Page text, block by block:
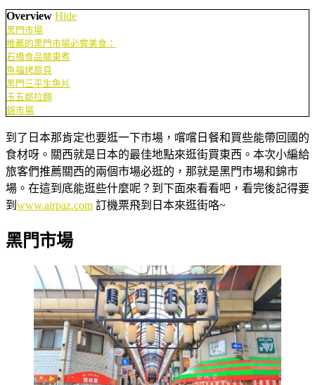
Overview Hide
黑門市場
推薦的黑門市場必嘗美食：
石橋食品關東煮
魚福烤扇貝
黑門三平生魚片
玉五郎拉麵
錦市場
到了日本那肯定也要逛一下市場，嚐嚐日餐和買些能帶回國的
食材呀。關西就是日本的最佳地點來逛街買東西。本次小編給
旅客們推薦關西的兩個市場必逛的，那就是黑門市場和錦市
場。在這到底能逛些什麼呢？到下面來看看吧，看完後記得要
到 www.airpaz.com 訂機票飛到日本來逛街咯~
黑門市場